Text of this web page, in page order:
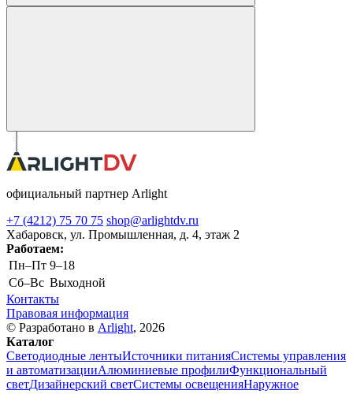
официальный партнер Arlight
+7 (4212) 75 70 75 shop@arlightdv.ru
Хабаровск, ул. Промышленная, д. 4, этаж 2
Работаем:
Пн–Пт 9–18
Cб–Вс Выходной
Контакты
Правовая информация
© Разработано в Arlight, 2026
Каталог
Светодиодные лентыИсточники питанияСистемы управления
и автоматизацииАлюминиевые профилиФункциональный
светДизайнерский светСистемы освещенияНаружное